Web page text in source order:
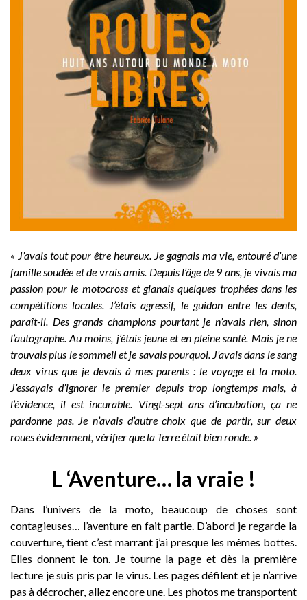
« J’avais tout pour être heureux. Je gagnais ma vie, entouré d’une
famille soudée et de vrais amis. Depuis l’âge de 9 ans, je vivais ma
passion pour le motocross et glanais quelques trophées dans les
compétitions locales. J’étais agressif, le guidon entre les dents,
paraît-il. Des grands champions pourtant je n’avais rien, sinon
l’autographe. Au moins, j’étais jeune et en pleine santé. Mais je ne
trouvais plus le sommeil et je savais pourquoi. J’avais dans le sang
deux virus que je devais à mes parents : le voyage et la moto.
J’essayais d’ignorer le premier depuis trop longtemps mais, à
l’évidence, il est incurable. Vingt-sept ans d’incubation, ça ne
pardonne pas. Je n’avais d’autre choix que de partir, sur deux
roues évidemment, vérifier que la Terre était bien ronde. »
L ‘Aventure… la vraie !
Dans l’univers de la moto, beaucoup de choses sont
contagieuses… l’aventure en fait partie. D’abord je regarde la
couverture, tient c’est marrant j’ai presque les mêmes bottes.
Elles donnent le ton. Je tourne la page et dès la première
lecture je suis pris par le virus. Les pages défilent et je n’arrive
pas à décrocher, allez encore une. Les photos me transportent